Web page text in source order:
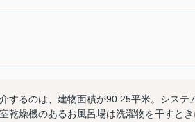
するのは、建物面積が90.25平米。システ
乾燥機のあるお風呂場は洗濯物を干すと